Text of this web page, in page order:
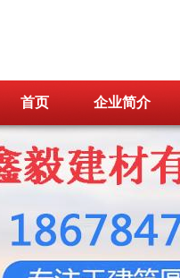
首页 企业简介